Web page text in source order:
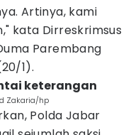
Artinya, kami
kata Dirreskrimsus
Parembang
1).
keterangan
Zakaria/hp
Polda Jabar